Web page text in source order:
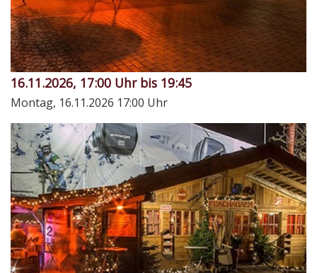
16.11.2026, 17:00 Uhr bis 19:45
Montag, 16.11.2026 17:00 Uhr